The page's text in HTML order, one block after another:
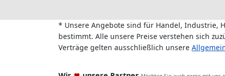
* Unsere Angebote sind für Handel, Industrie,
bestimmt. Alle unsere Preise verstehen sich
Verträge gelten ausschließlich unsere